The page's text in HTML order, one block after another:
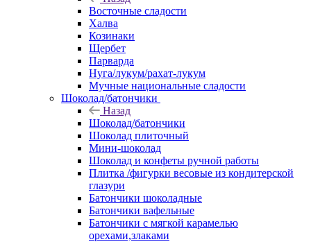
Восточные сладости
Халва
Козинаки
Щербет
Парварда
Нуга/лукум/рахат-лукум
Мучные национальные сладости
Шоколад/батончики
Назад
Шоколад/батончики
Шоколад плиточный
Мини-шоколад
Шоколад и конфеты ручной работы
Плитка /фигурки весовые из кондитерской
глазури
Батончики шоколадные
Батончики вафельные
Батончики с мягкой карамелью
орехами,злаками